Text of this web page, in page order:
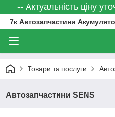
-- Актуальність ціну
7к Автозапчастини
Товари та послуги
Автозапчастини SENS